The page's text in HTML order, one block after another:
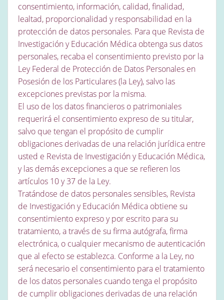
consentimiento, información, calidad, finalidad,
lealtad, proporcionalidad y responsabilidad en la
protección de datos personales. Para que Revista de
Investigación y Educación Médica obtenga sus datos
personales, recaba el consentimiento previsto por la
Ley Federal de Protección de Datos Personales en
Posesión de los Particulares (la Ley), salvo las
excepciones previstas por la misma.
El uso de los datos financieros o patrimoniales
requerirá el consentimiento expreso de su titular,
salvo que tengan el propósito de cumplir
obligaciones derivadas de una relación jurídica entre
usted e Revista de Investigación y Educación Médica,
y las demás excepciones a que se refieren los
artículos 10 y 37 de la Ley.
Tratándose de datos personales sensibles, Revista
de Investigación y Educación Médica obtiene su
consentimiento expreso y por escrito para su
tratamiento, a través de su firma autógrafa, firma
electrónica, o cualquier mecanismo de autenticación
que al efecto se establezca. Conforme a la Ley, no
será necesario el consentimiento para el tratamiento
de los datos personales cuando tenga el propósito
de cumplir obligaciones derivadas de una relación